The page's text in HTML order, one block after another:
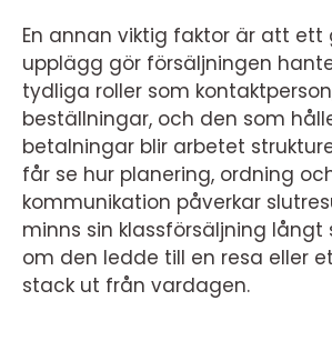
En annan viktig faktor är att
upplägg gör försäljningen
tydliga roller som
beställningar, och den som
betalningar blir arbetet
får se hur planering, ordning
kommunikation påverkar
minns sin klassförsäljning långt
om den ledde till en resa eller
stack ut från vardagen.